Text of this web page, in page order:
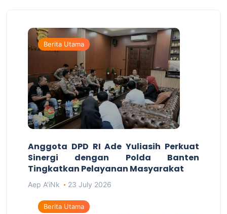
Berita Utama
Anggota DPD RI Ade Yuliasih Perkuat
Sinergi dengan Polda Banten
Tingkatkan Pelayanan Masyarakat
Aep A'iNk 23 July 2026
Berita Utama